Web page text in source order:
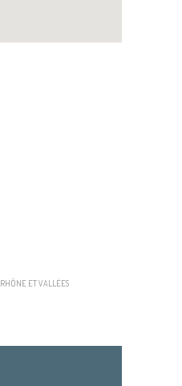
RHÔNE ET VALLÉES